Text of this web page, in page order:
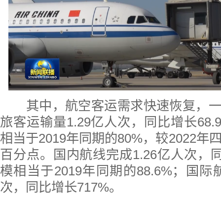
其中，航空客运需求快速恢复，一
旅客运输量1.29亿人次，同比增长
相当于2019年同期的80%，较2022年
百分点。国内航线完成1.26亿人次，
模相当于2019年同期的88.6%；国际
次，同比增长717%。